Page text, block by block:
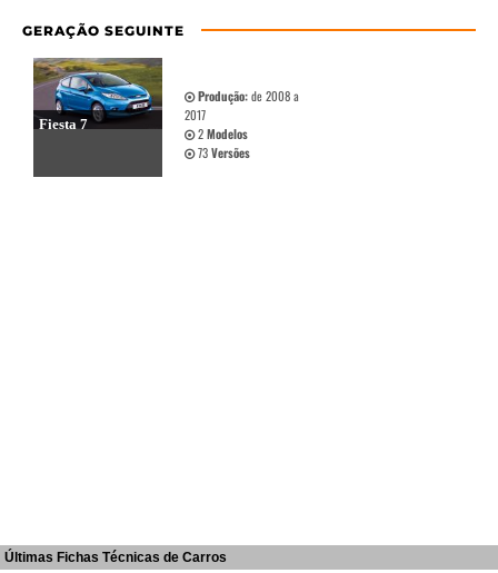
GERAÇÃO SEGUINTE
Fiesta 7
Produção:de 2008 a
2017
2Modelos
73Versões
Últimas Fichas Técnicas de Carros